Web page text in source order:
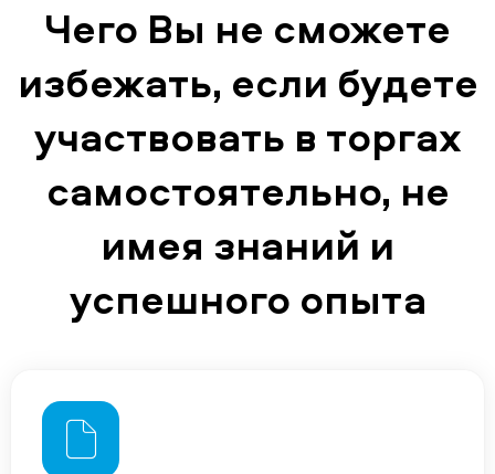
Чего Вы не сможете
избежать, если будете
участвовать в торгах
самостоятельно, не
имея знаний и
успешного опыта